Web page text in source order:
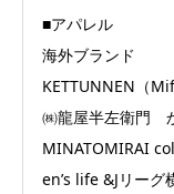
■アパレル
海外ブランド
KETTUNNEN（
㈱龍屋半左衛門
MINATOMIRAI
en’s life &Jリーグ